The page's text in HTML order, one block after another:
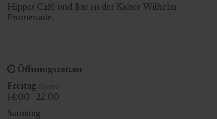
Hippes Café und Bar an der Kaiser-Wilhelm-
Promenade.
Öffnungszeiten
Freitag
14:00 - 22:00
Samstag